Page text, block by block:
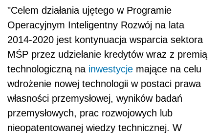
"Celem działania ujętego w Programie
Operacyjnym Inteligentny Rozwój na lata
2014-2020 jest kontynuacja wsparcia sektora
MŚP przez udzielanie kredytów wraz z premią
technologiczną na inwestycje mające na celu
wdrożenie nowej technologii w postaci prawa
własności przemysłowej, wyników badań
przemysłowych, prac rozwojowych lub
nieopatentowanej wiedzy technicznej. W